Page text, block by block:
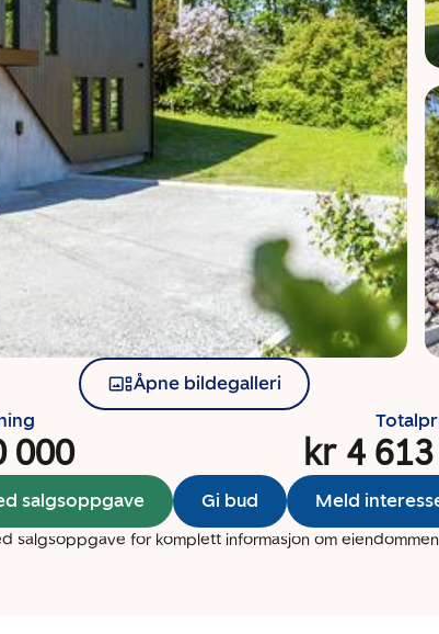
Åpne bildegalleri
000 kr 4
salgsoppgave Gi bud Meld
salgsoppgave for komplett informasjon om eiendommen